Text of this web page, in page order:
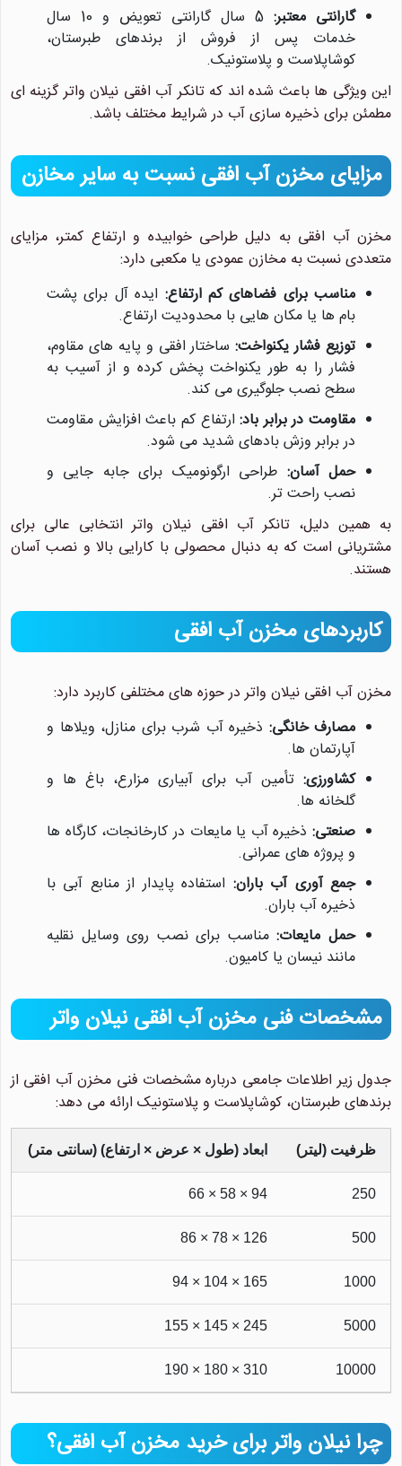
گارانتی معتبر:
5 سال گارانتی تعویض و 10 سال
خدمات پس از فروش از برندهای طبرستان،
کوشاپلاست و پلاستونیک.
این ویژگی ها باعث شده اند که تانکر آب افقی نیلان واتر گزینه ای
مطمئن برای ذخیره سازی آب در شرایط مختلف باشد.
مزایای مخزن آب افقی نسبت به سایر مخازن
مخزن آب افقی به دلیل طراحی خوابیده و ارتفاع کمتر، مزایای
متعددی نسبت به مخازن عمودی یا مکعبی دارد:
مناسب برای فضاهای کم ارتفاع: ایده آل برای پشت
بام ها یا مکان هایی با محدودیت ارتفاع.
توزیع فشار یکنواخت:ساختار افقی و پایه های مقاوم،
فشار را به طور یکنواخت پخش کرده و از آسیب به
سطح نصب جلوگیری می کند.
مقاومت در برابر باد:ارتفاع کم باعث افزایش مقاومت
در برابر وزش بادهای شدید می شود.
حمل آسان: طراحی ارگونومیک برای جابه جایی و
نصب راحت تر.
به همین دلیل، تانکر آب افقی نیلان واتر انتخابی عالی برای
مشتریانی است که به دنبال محصولی با کارایی بالا و نصب آسان
هستند.
کاربردهای مخزن آب افقی
مخزن آب افقی نیلان واتر در حوزه های مختلفی کاربرد دارد:
مصارف خانگی: ذخیره آب شرب برای منازل، ویلاها و
آپارتمان ها.
کشاورزی: تأمین آب برای آبیاری مزارع، باغ ها و
گلخانه ها.
صنعتی: ذخیره آب یا مایعات در کارخانجات، کارگاه ها
و پروژه های عمرانی.
جمع آوری آب باران: استفاده پایدار از منابع آبی با
ذخیره آب باران.
حمل مایعات:مناسب برای نصب روی وسایل نقلیه
مانند نیسان یا کامیون.
مشخصات فنی مخزن آب افقی نیلان واتر
جدول زیر اطلاعات جامعی درباره مشخصات فنی مخزن آب افقی از
برندهای طبرستان، کوشاپلاست و پلاستونیک ارائه می دهد:
ظرفیت (لیتر) ابعاد (طول × عرض × ارتفاع) (سانتی متر)
250
94 × 58 × 66
500
126 × 78 × 86
1000
165 × 104 × 94
5000
245 × 145 × 155
10000
310 × 180 × 190
چرا نیلان واتر برای خرید مخزن آب افقی؟